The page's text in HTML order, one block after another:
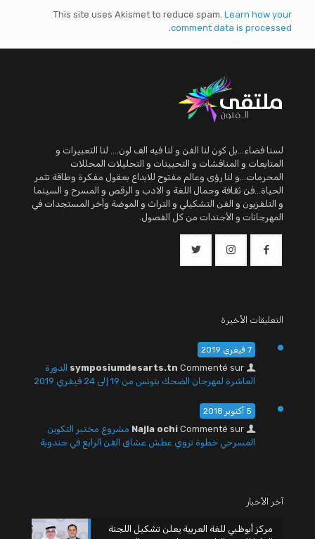
This site uses Akismet to reduce spam. Learn how your
comment data is processed.
لسنا فضاء...بل كون لنا الفن و لنا فيه الف لون.... لنا التعبيرات و
المتابعات و المناقشات و التحيينات و التحليلات المحللات
المحرمات...و لنا رؤى وعالم مفتوح للابداع بعقول مفكرة وطاقة تثمر
الحياة...فن ثقافة وجمال اللغة و الادب و الرقص و المسرح و السينما
و التلفزيون و الفن التشكيلي و التراث و الموضة وأخر المستجدات في
المهرجانات و الأجندات من كل الفصول.
التعليقات الأخيرة
7 فيفري 2019
symposiumdesarts.tn Commenté sur
الدورة
العاشرة لمهرجان الضحك بتونس من 19 إلى 24 فيفري 2019
5 أكتوبر 2018
Najla ochi Commenté sur
مشروع مختبر التكوين
المسرحي خطوة تروي عطش عشاق الفن الرابع في جندوبة
آخر الأخبار
مركز أبوظبي للغة العربية يعلن تشكيل اللجنة